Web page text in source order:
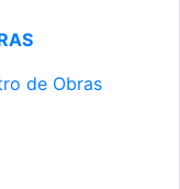
de Obras